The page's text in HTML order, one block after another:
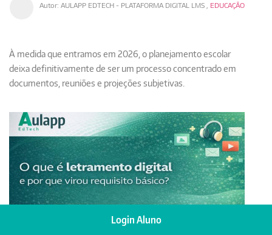
Autor: AULAPP EDTECH - PLATAFORMA DIGITAL LMS, EDUCAÇÃO
À medida que entramos em 2026, o planejamento escolar
deixa definitivamente de ser um processo concentrado em
documentos, reuniões e projeções subjetivas.
Login Aluno